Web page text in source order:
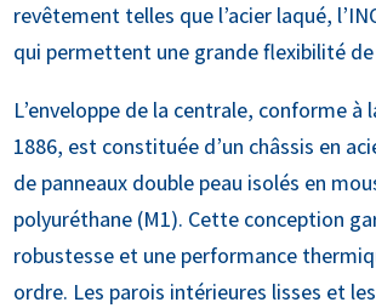
revêtement telles que l’acier laqué,
qui permettent une grande flexibilité
L’enveloppe de la centrale, conforme à
1886, est constituée d’un châssis en
de panneaux double peau isolés en
polyuréthane (M1). Cette conception
robustesse et une performance
ordre. Les parois intérieures lisses et